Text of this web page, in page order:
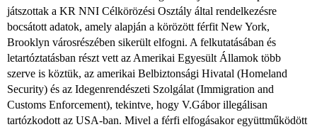
játszottak a KR NNI Célkörözési Osztály által rendelkezésre
bocsátott adatok, amely alapján a körözött férfit New York,
Brooklyn városrészében sikerült elfogni. A felkutatásában és
letartóztatásban részt vett az Amerikai Egyesült Államok több
szerve is köztük, az amerikai Belbiztonsági Hivatal (Homeland
Security) és az Idegenrendészeti Szolgálat (Immigration and
Customs Enforcement), tekintve, hogy V.Gábor illegálisan
tartózkodott az USA-ban. Mivel a férfi elfogásakor együttműködött